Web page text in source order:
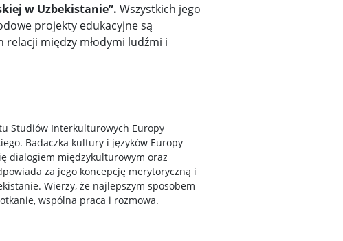
w Uzbekistanie”. Wszystkich jego
projekty edukacyjne są
między młodymi ludźmi i
Studiów Interkulturowych Europy
Badaczka kultury i języków Europy
dialogiem międzykulturowym oraz
za jego koncepcję merytoryczną i
Wierzy, że najlepszym sposobem
wspólna praca i rozmowa.